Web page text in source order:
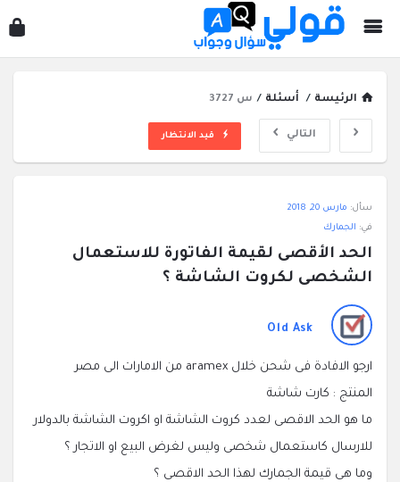
الرئيسة / أسئلة / س 3727
التالي قيد الانتظار
سؤال
وجواب
الاحدث
سأل: مارس 20, 2018
في: الجمارك
الشخصى لكروت الشاشة ؟
Old Ask
ارجو الافادة فى شحن خلال aramex من الامارات الى مصر
المنتج : كارت شاشة
ما هو الحد الاقصى لعدد كروت الشاشة او اكروت الشاشة بالدولار
للارسال كاستعمال شخصى وليس لغرض البيع او الاتجار ؟
وما هى قيمة الجمارك لهذا الحد الاقصى ؟